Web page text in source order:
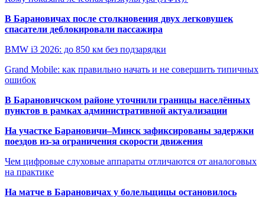
В Барановичах после столкновения двух легковушек
спасатели деблокировали пассажира
BMW i3 2026: до 850 км без подзарядки
Grand Mobile: как правильно начать и не совершить типичных
ошибок
В Барановичском районе уточнили границы населённых
пунктов в рамках административной актуализации
На участке Барановичи–Минск зафиксированы задержки
поездов из-за ограничения скорости движения
Чем цифровые слуховые аппараты отличаются от аналоговых
на практике
На матче в Барановичах у болельщицы остановилось